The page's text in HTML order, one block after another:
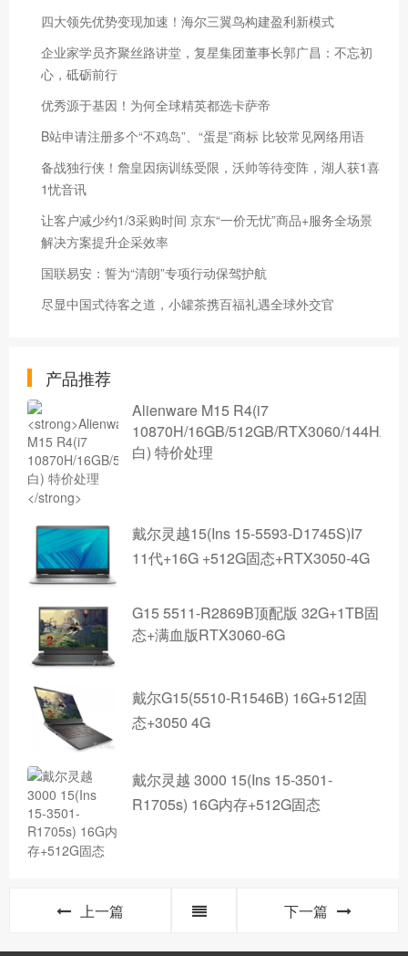
四大领先优势变现加速！海尔三翼鸟构建盈利新模式
企业家学员齐聚丝路讲堂，复星集团董事长郭广昌：不忘初
心，砥砺前行
优秀源于基因！为何全球精英都选卡萨帝
B站申请注册多个“不鸡岛”、“蛋是”商标 比较常见网络用语
备战独行侠！詹皇因病训练受限，沃帅等待变阵，湖人获1喜
1忧音讯
让客户减少约1/3采购时间 京东“一价无忧”商品+服务全场景
解决方案提升企采效率
国联易安：誓为“清朗”专项行动保驾护航
尽显中国式待客之道，小罐茶携百福礼遇全球外交官
产品推荐
Alienware M15 R4(i7
10870H/16GB/512GB/RTX3060/144Hz/
白) 特价处理
戴尔灵越15(Ins 15-5593-D1745S)I7
11代+16G +512G固态+RTX3050-4G
G15 5511-R2869B顶配版 32G+1TB固
态+满血版RTX3060-6G
戴尔G15(5510-R1546B) 16G+512固
态+3050 4G
戴尔灵越 3000 15(Ins 15-3501-
R1705s) 16G内存+512G固态
上一篇 下一篇